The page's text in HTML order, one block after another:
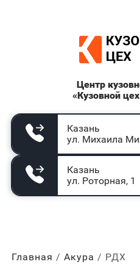
Центр
«Кузовной
Казань
ул. Михаила
Казань
ул. Роторная, 1
Главная Акура РДХ